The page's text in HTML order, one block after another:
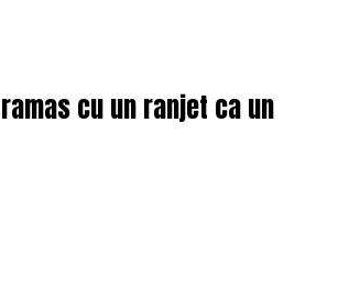
cu un ranjet ca un